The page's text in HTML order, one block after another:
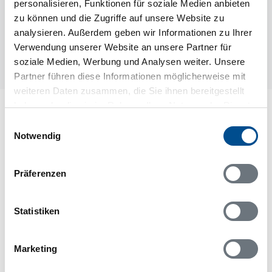
personalisieren, Funktionen für soziale Medien anbieten
zu können und die Zugriffe auf unsere Website zu
analysieren. Außerdem geben wir Informationen zu Ihrer
Verwendung unserer Website an unsere Partner für
soziale Medien, Werbung und Analysen weiter. Unsere
Partner führen diese Informationen möglicherweise mit
weiteren Daten zusammen, die Sie ihnen bereitgestellt
haben oder die sie im Rahmen Ihrer Nutzung der Dienste
Notwendig
Präferenzen
Statistiken
Marketing
Lageplan
Adresse
Grankullavägen 322 Nr. 24